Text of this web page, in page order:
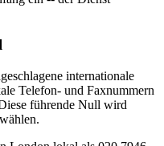
internationale
Telefon- und Faxnummern
führende Null wird